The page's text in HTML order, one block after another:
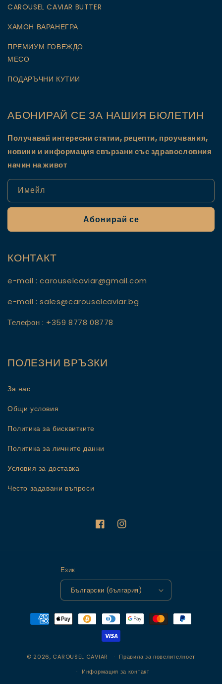
CAROUSEL CAVIAR BUTTER
ХАМОН ВАРАНЕГРА
ПРЕМИУМ ГОВЕЖДО
МЕСО
ПОДАРЪЧНИ КУТИИ
АБОНИРАЙ СЕ ЗА НАШИЯ БЮЛЕТИН
Получавай интересни статии, рецепти, проучвания,
новини и информация свързани със здравословния
начин на живот
Имейл
Абонирай се
КОНТАКТ
e-mail : carouselcaviar@gmail.com
e-mail : sales@carouselcaviar.bg
Телефон : +359 8778 08778
ПОЛЕЗНИ ВРЪЗКИ
За нас
Общи условия
Политика за бисквитките
Политика за личните данни
Условия за доставка
Често задавани въпроси
FacebookInstagram
Език
Български (българия)
Начини
© 2026, CAROUSEL CAVIAR
Правила за повелителност
Информация за контакт